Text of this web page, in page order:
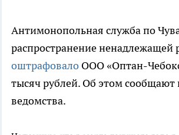
Антимонопольная служба по
распространение ненадлежащей
оштрафовало ООО «Оптан-
тысяч рублей. Об этом сообщают
ведомства.